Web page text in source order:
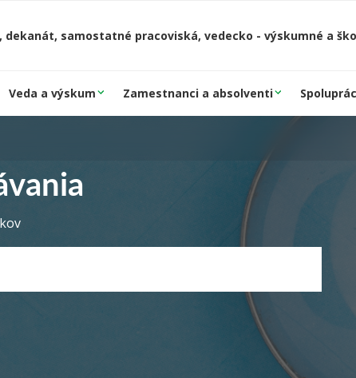
dekanát, samostatné pracoviská, vedecko - výskumné a
Veda a výskum Zamestnanci a absolventi